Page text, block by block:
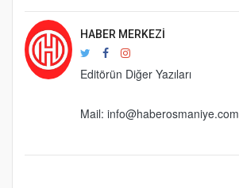
HABER MERKEZI
Editörün Diğer Yazıları
Mail: info@haberosmaniye.com